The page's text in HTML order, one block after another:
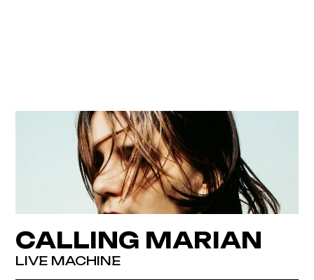
CALLING MARIAN
LIVE MACHINE